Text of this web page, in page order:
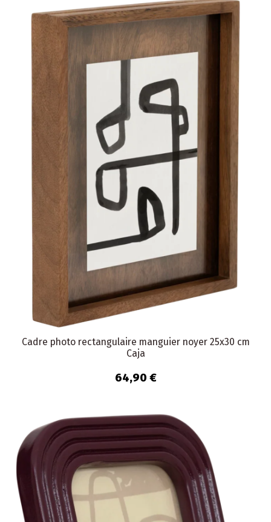
Cadre photo rectangulaire manguier noyer 25x30 cm
Caja
64,90 €